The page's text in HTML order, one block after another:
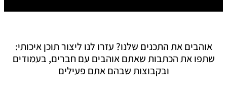
אוהבים את התכנים שלנו? עזרו לנו ליצור תוכן איכותי:
שתפו את הכתבות שאתם אוהבים עם חברים, בעמודים
ובקבוצות שבהם אתם פעילים